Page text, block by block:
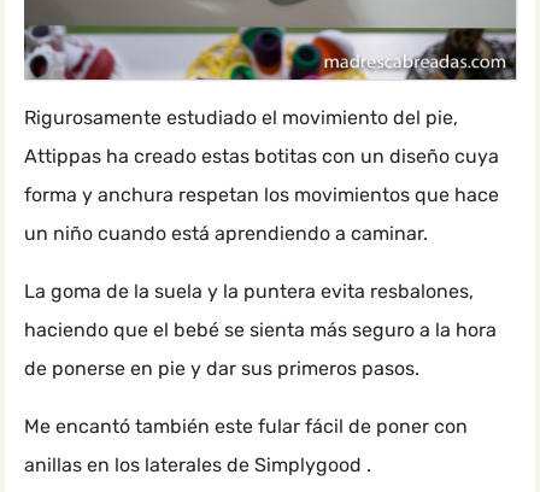
Rigurosamente estudiado el movimiento del pie,
Attippas ha creado estas botitas con un diseño cuya
forma y anchura respetan los movimientos que hace
un niño cuando está aprendiendo a caminar.
La goma de la suela y la puntera evita resbalones,
haciendo que el bebé se sienta más seguro a la hora
de ponerse en pie y dar sus primeros pasos.
Me encantó también este fular fácil de poner con
anillas en los laterales de Simplygood .